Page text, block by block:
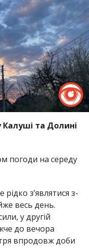
та Долині
погоди на середу
з’являтися з-
весь день.
у другій
до вечора
впродовж доби